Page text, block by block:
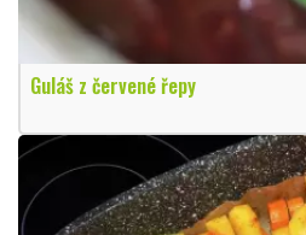
Guláš z červené řepy